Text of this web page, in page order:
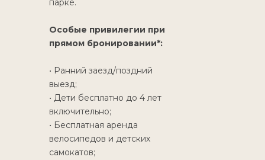
парке.
Особые привилегии при
прямом бронировании*:
• Ранний заезд/поздний
выезд;
• Дети бесплатно до 4 лет
включительно;
• Бесплатная аренда
велосипедов и детских
самокатов;